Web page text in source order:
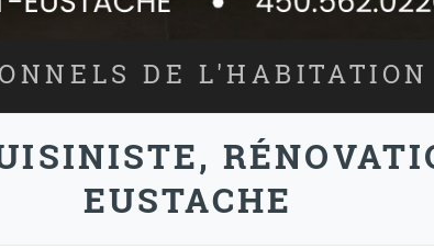
DE
EUSTACHE